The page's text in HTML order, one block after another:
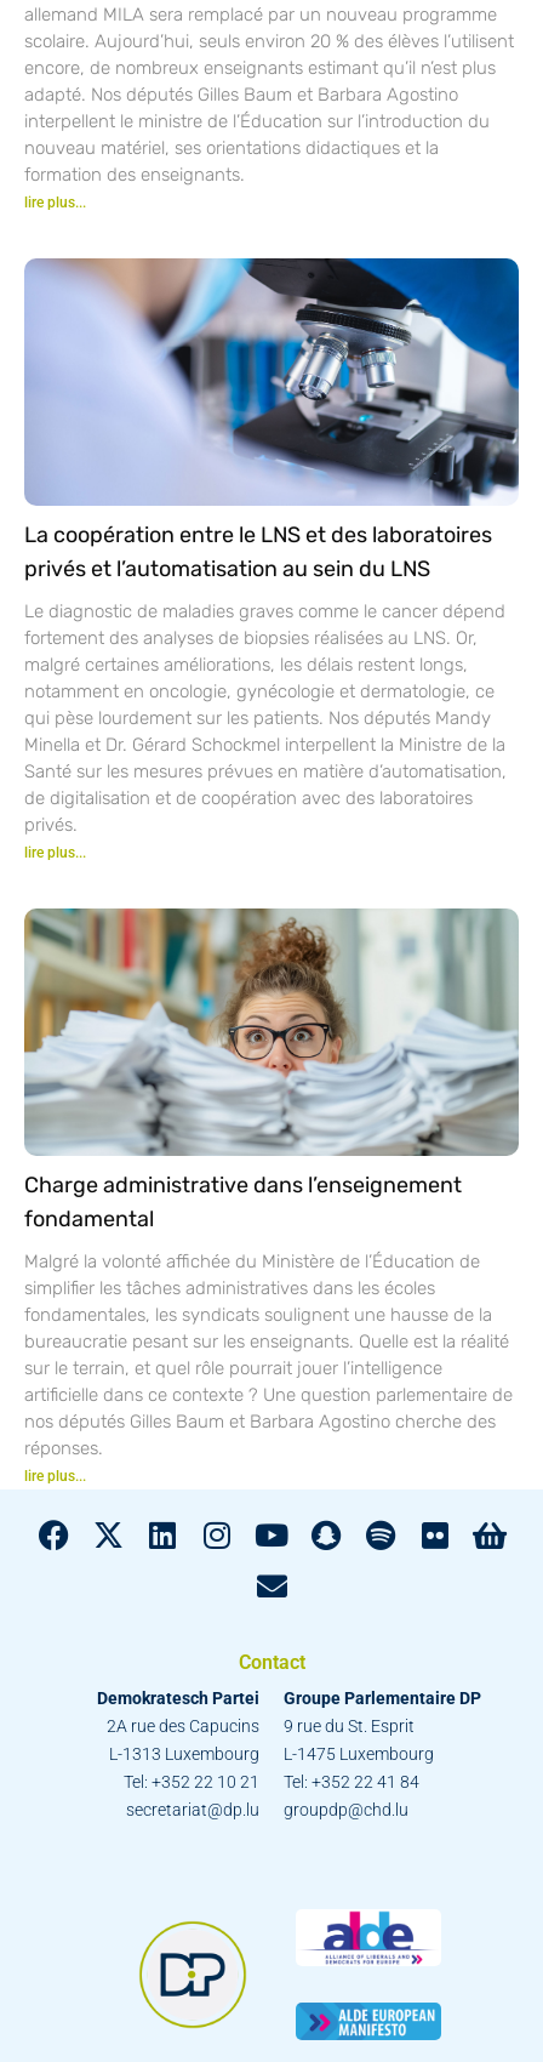
allemand MILA sera remplacé par un nouveau programme
scolaire. Aujourd’hui, seuls environ 20 % des élèves l’utilisent
encore, de nombreux enseignants estimant qu’il n’est plus
adapté. Nos députés Gilles Baum et Barbara Agostino
interpellent le ministre de l’Éducation sur l’introduction du
nouveau matériel, ses orientations didactiques et la
formation des enseignants.
lire plus...
La coopération entre le LNS et des laboratoires
privés et l’automatisation au sein du LNS
Le diagnostic de maladies graves comme le cancer dépend
fortement des analyses de biopsies réalisées au LNS. Or,
malgré certaines améliorations, les délais restent longs,
notamment en oncologie, gynécologie et dermatologie, ce
qui pèse lourdement sur les patients. Nos députés Mandy
Minella et Dr. Gérard Schockmel interpellent la Ministre de la
Santé sur les mesures prévues en matière d’automatisation,
de digitalisation et de coopération avec des laboratoires
privés.
lire plus...
Charge administrative dans l’enseignement
fondamental
Malgré la volonté affichée du Ministère de l’Éducation de
simplifier les tâches administratives dans les écoles
fondamentales, les syndicats soulignent une hausse de la
bureaucratie pesant sur les enseignants. Quelle est la réalité
sur le terrain, et quel rôle pourrait jouer l’intelligence
artificielle dans ce contexte ? Une question parlementaire de
nos députés Gilles Baum et Barbara Agostino cherche des
réponses.
lire plus...
Contact
Demokratesch Partei
2A rue des Capucins
L-1313 Luxembourg
Tel: +352 22 10 21
secretariat@dp.lu
Groupe Parlementaire DP
9 rue du St. Esprit
L-1475 Luxembourg
Tel: +352 22 41 84
groupdp@chd.lu